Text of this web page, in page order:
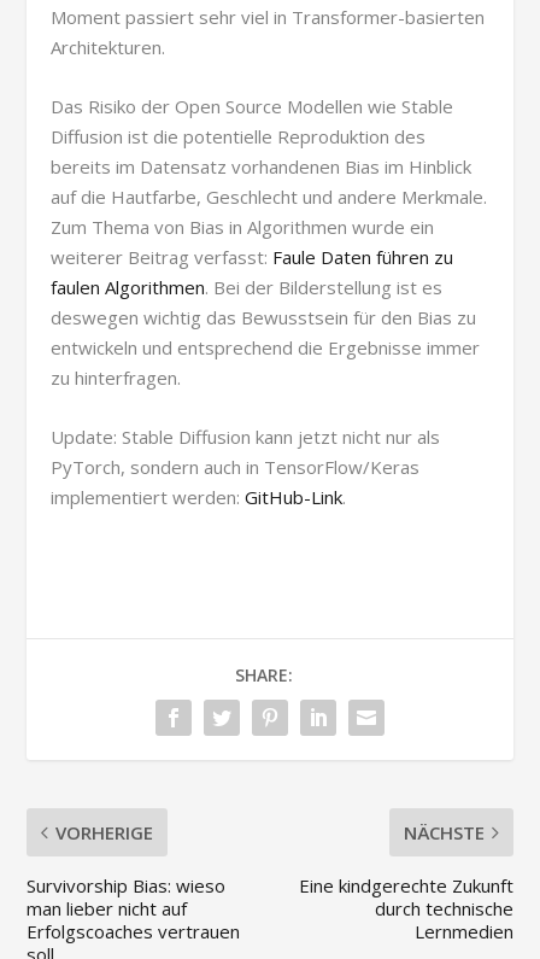
Moment passiert sehr viel in Transformer-basierten
Architekturen.
Das Risiko der Open Source Modellen wie Stable
Diffusion ist die potentielle Reproduktion des
bereits im Datensatz vorhandenen Bias im Hinblick
auf die Hautfarbe, Geschlecht und andere Merkmale.
Zum Thema von Bias in Algorithmen wurde ein
weiterer Beitrag verfasst: Faule Daten führen zu
faulen Algorithmen. Bei der Bilderstellung ist es
deswegen wichtig das Bewusstsein für den Bias zu
entwickeln und entsprechend die Ergebnisse immer
zu hinterfragen.
Update: Stable Diffusion kann jetzt nicht nur als
PyTorch, sondern auch in TensorFlow/Keras
implementiert werden:GitHub-Link.
SHARE:
VORHERIGE
Survivorship Bias: wieso
man lieber nicht auf
Erfolgscoaches vertrauen
soll
NÄCHSTE
Eine kindgerechte Zukunft
durch technische
Lernmedien